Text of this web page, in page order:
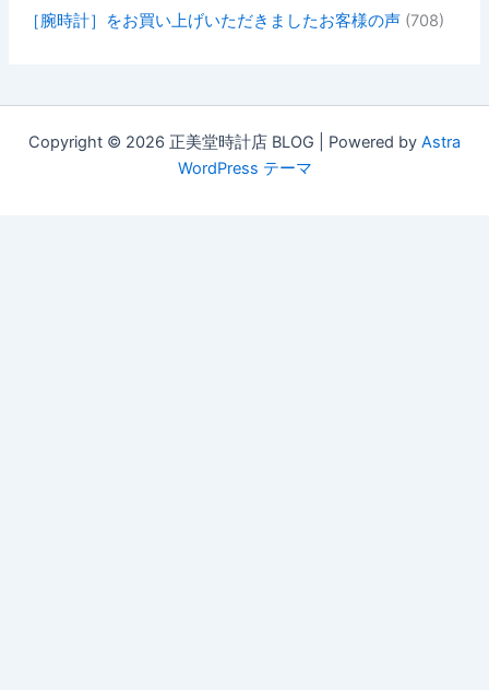
［腕時計］をお買い上げいただきましたお客様の声 (708)
Copyright © 2026 正美堂時計店 BLOG | Powered by Astra
WordPress テーマ